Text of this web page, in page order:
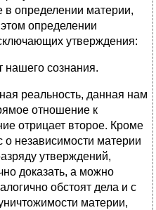
в определении материи,
определении
утверждения:
нашего сознания.
реальность, данная нам
отношение к
отрицает второе. Кроме
о независимости материи
утверждений,
доказать, а можно
обстоят дела и с
материи,